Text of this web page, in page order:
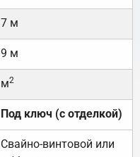
7 м
9 м
м2
Под ключ (с отделкой)
Свайно-винтовой или